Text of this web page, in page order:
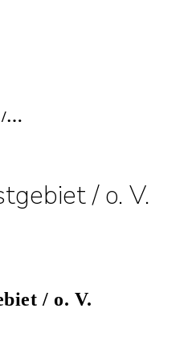
/…
/ o. V.
/ o. V.